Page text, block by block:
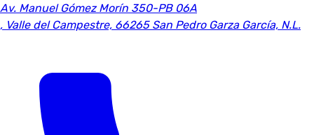
Av. Manuel Gómez Morín 350-PB 06A
, Valle del Campestre, 66265 San Pedro Garza García, N.L.